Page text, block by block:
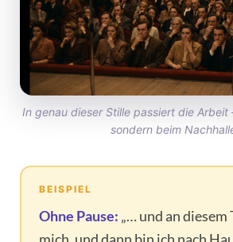
In genau dieser Stille passiert die Arbeit
sondern beim
BEISPIEL
Ohne Pause: „… und an diesem